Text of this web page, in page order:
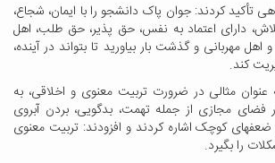
تأکید کردند: جوان پاک دانشجو را با ایمان، شجاع،
دارای اعتماد به نفس، حق پذیر، حق طلب، اهل
مهربانی و گذشت بار بیاورید تا بتواند در آینده،
کند.
عنوان مثالی در ضرورت تربیت معنوی و اخلاقی، به
فضای مجازی از جمله تهمت، بدگویی، بردن آبروی
کوچک اشاره کردند و افزودند: تربیت معنوی
را بگیرد.